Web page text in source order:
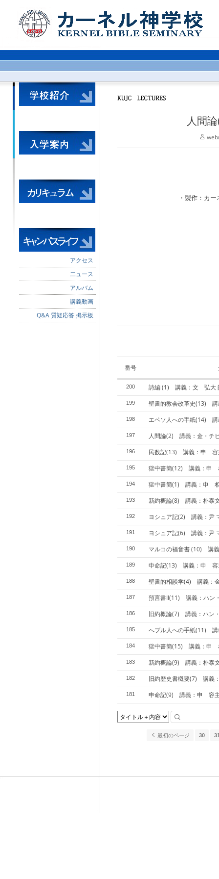
アクセス
二ュース
アルバム
講義動画
Q&A 質疑応答 掲示板
人間
・製作：カ
番号
200 詩編 (1) 講義：文 弘大
199 聖書的教会改革史(13)
198 エペソ人への手紙(14)
197 人間論(2) 講義：金・チ
196 民数記(13) 講義：申
195 獄中書簡(12) 講義：申
194 獄中書簡(1) 講義：申
193 新約概論(8) 講義：朴泰
192 ヨシュア記(2) 講義：尹
191 ヨシュア記(6) 講義：尹
190 マルコの福音書 (10) 講
189 申命記(13) 講義：申 容
188 聖書的相談学(4) 講義
187 預言書II(11) 講義：ハン
186 旧約概論(7) 講義：ハン
185 へブル人への手紙(11)
184 獄中書簡(15) 講義：申
183 新約概論(9) 講義：朴泰
182 旧約歴史書槪要(7) 講
181 申命記(9) 講義：申 容
最初のページ 30